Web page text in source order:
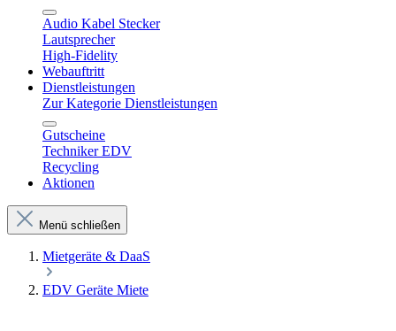
Audio Kabel Stecker
Lautsprecher
High-Fidelity
Webauftritt
Dienstleistungen
Zur Kategorie Dienstleistungen
Gutscheine
Techniker EDV
Recycling
Aktionen
Menü schließen
Mietgeräte & DaaS
EDV Geräte Miete